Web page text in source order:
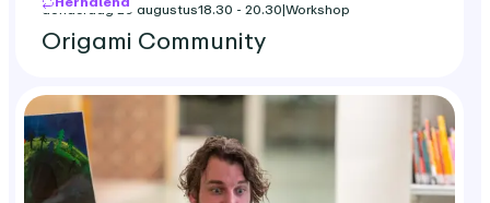
donderdag 20 augustus18.30 - 20.30|Workshop
Origami Community